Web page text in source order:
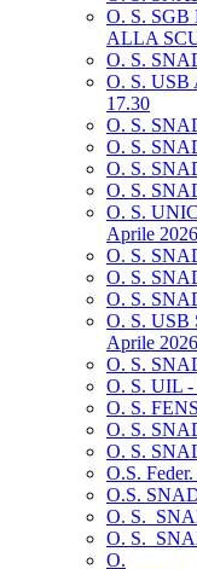
O. S.
ALLA
O. S.
O. S. USB
17.30
O. S.
O. S.
O. S.
O. S.
O. S.
Aprile 2026
O. S.
O. S.
O. S.
O. S. USB
Aprile
O. S.
O. S. UIL -
O. S.
O. S.
O. S.
O.S.
O.S.
O.
O.
O.